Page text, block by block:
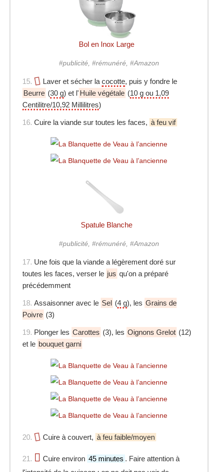
Bol en Inox Large
#publicité, #rémunéré, #Amazon
15. Laver et sécher la cocotte, puis y fondre le
Beurre (30 g) et l' Huile végétale (10 g ou 1,09
Centilitre/10,92 Millilitres)
16. Cuire la viande sur toutes les faces, à feu vif
Spatule Blanche
#publicité, #rémunéré, #Amazon
17. Une fois que la viande a légèrement doré sur
toutes les faces, verser le jus qu'on a préparé
précédemment
18. Assaisonner avec le Sel (4 g), les Grains de
Poivre (3)
19. Plonger les Carottes (3), les Oignons Grelot (12)
et le bouquet garni
20. Cuire à couvert, à feu faible/moyen
21. Cuire environ 45 minutes . Faire attention à